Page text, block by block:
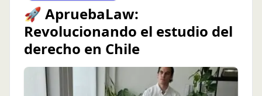
🚀 ApruebaLaw:
Revolucionando el estudio del
derecho en Chile